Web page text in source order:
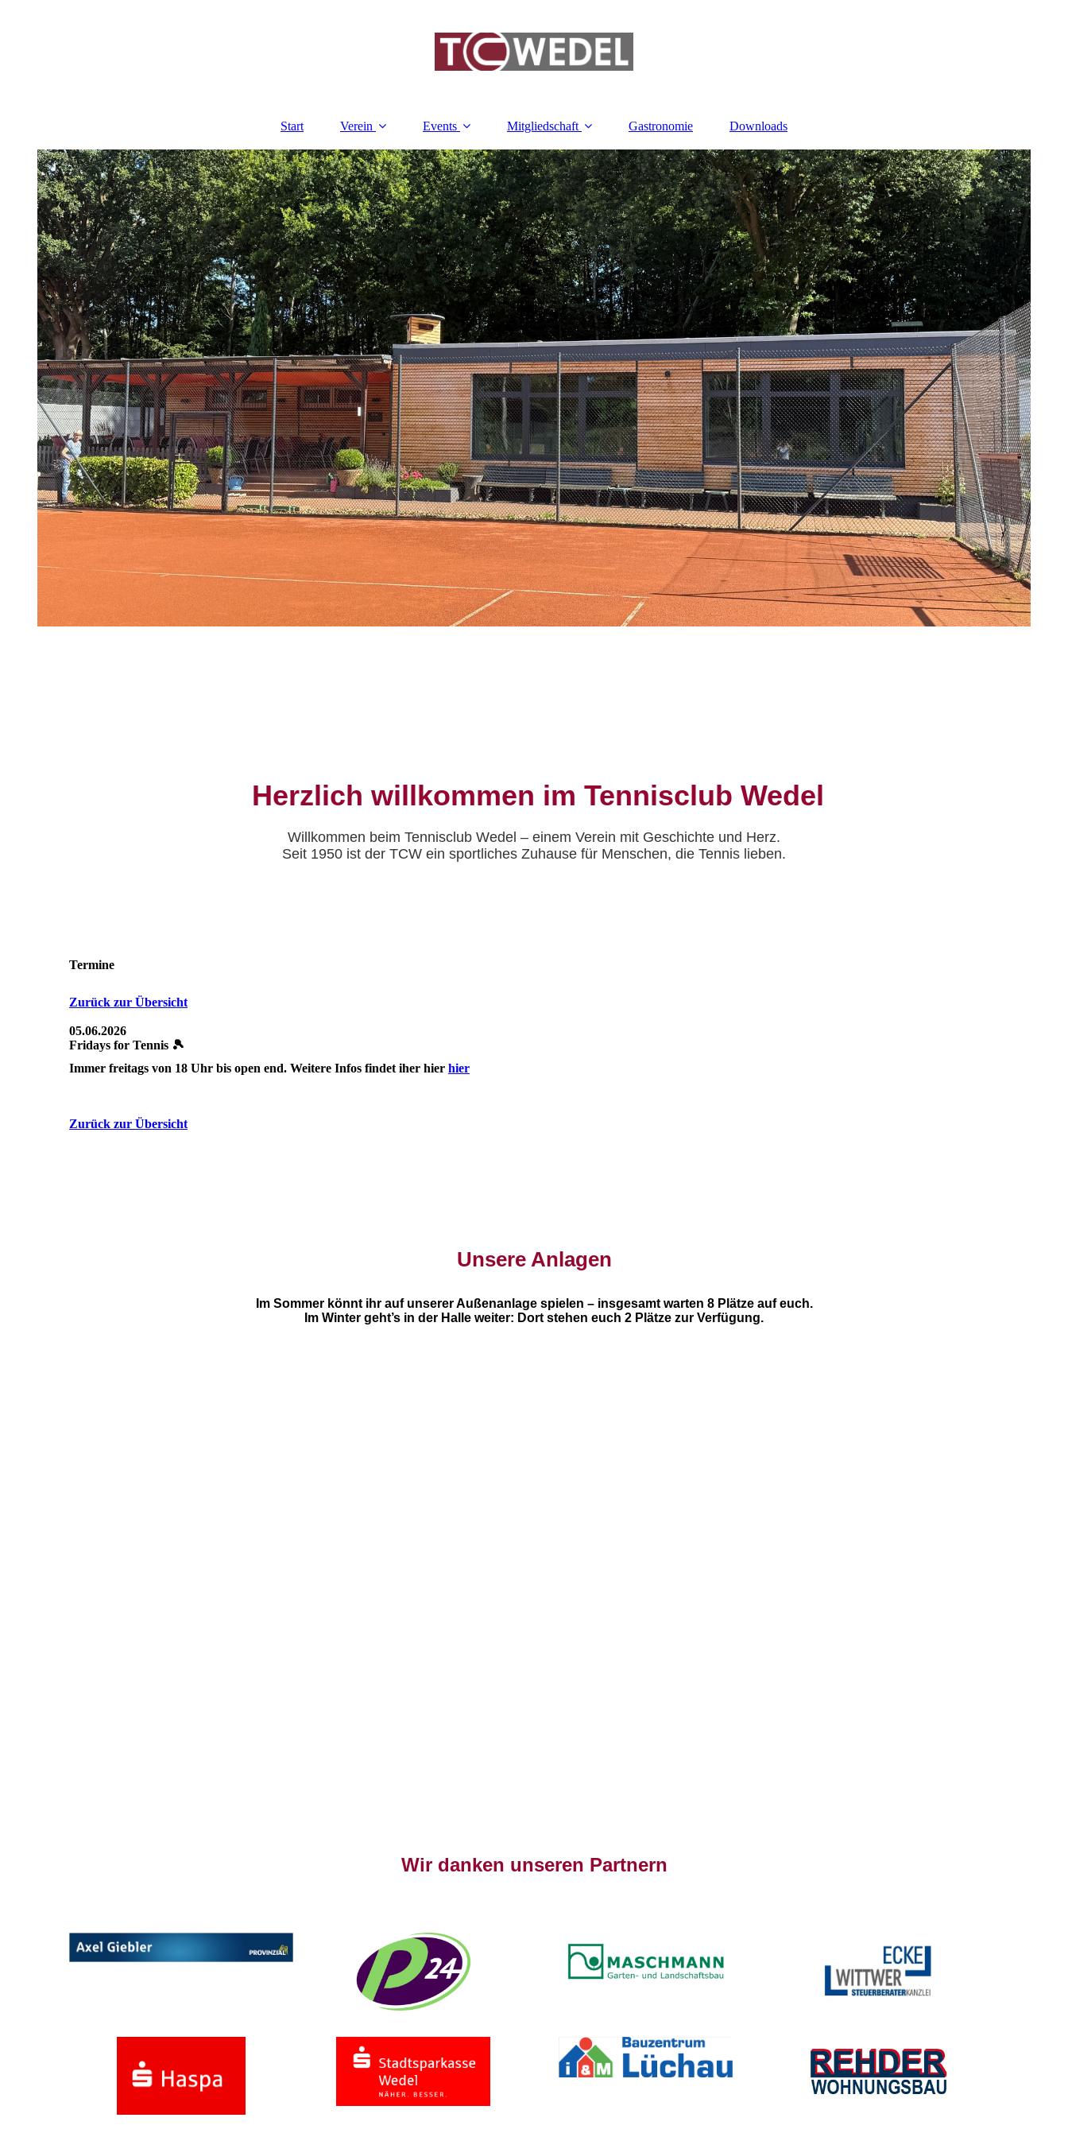
Start Verein Events Mitgliedschaft Gastronomie Downloads
Herzlich willkommen im Tennisclub Wedel
Willkommen beim Tennisclub Wedel – einem Verein mit Geschichte und Herz.
Seit 1950 ist der TCW ein sportliches Zuhause für Menschen, die Tennis lieben.
Termine
Zurück zur Übersicht
05.06.2026
Fridays for Tennis 🎾
Immer freitags von 18 Uhr bis open end. Weitere Infos findet iher hier hier
Zurück zur Übersicht
Unsere Anlagen
Im Sommer könnt ihr auf unserer Außenanlage spielen – insgesamt warten 8 Plätze auf euch.
Im Winter geht’s in der Halle weiter: Dort stehen euch 2 Plätze zur Verfügung.
Wir danken unseren Partnern